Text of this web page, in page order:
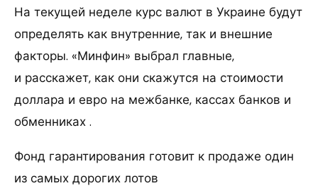
На текущей неделе курс валют в Украине будут
определять как внутренние, так и внешние
факторы. «Минфин» выбрал главные,
и расскажет, как они скажутся на стоимости
доллара и евро на межбанке, кассах банков и
обменниках .
Фонд гарантирования готовит к продаже один
из самых дорогих лотов